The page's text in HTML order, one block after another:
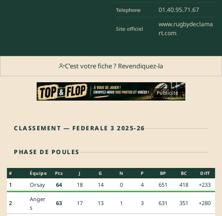
Telephone 01.40.95.71.67
Site officiel
www.rugbydeclama
rt.com
C'est votre fiche ? Revendiquez-la
Publicité
CLASSEMENT — FEDERALE 3 2025-26
PHASE DE POULES
# Équipe Pts J G N P BP BC Diff
1 Orsay 64 18 14 0 4 651 418 +233
2
Anger
s
63 17 13 1 3 631 351 +280